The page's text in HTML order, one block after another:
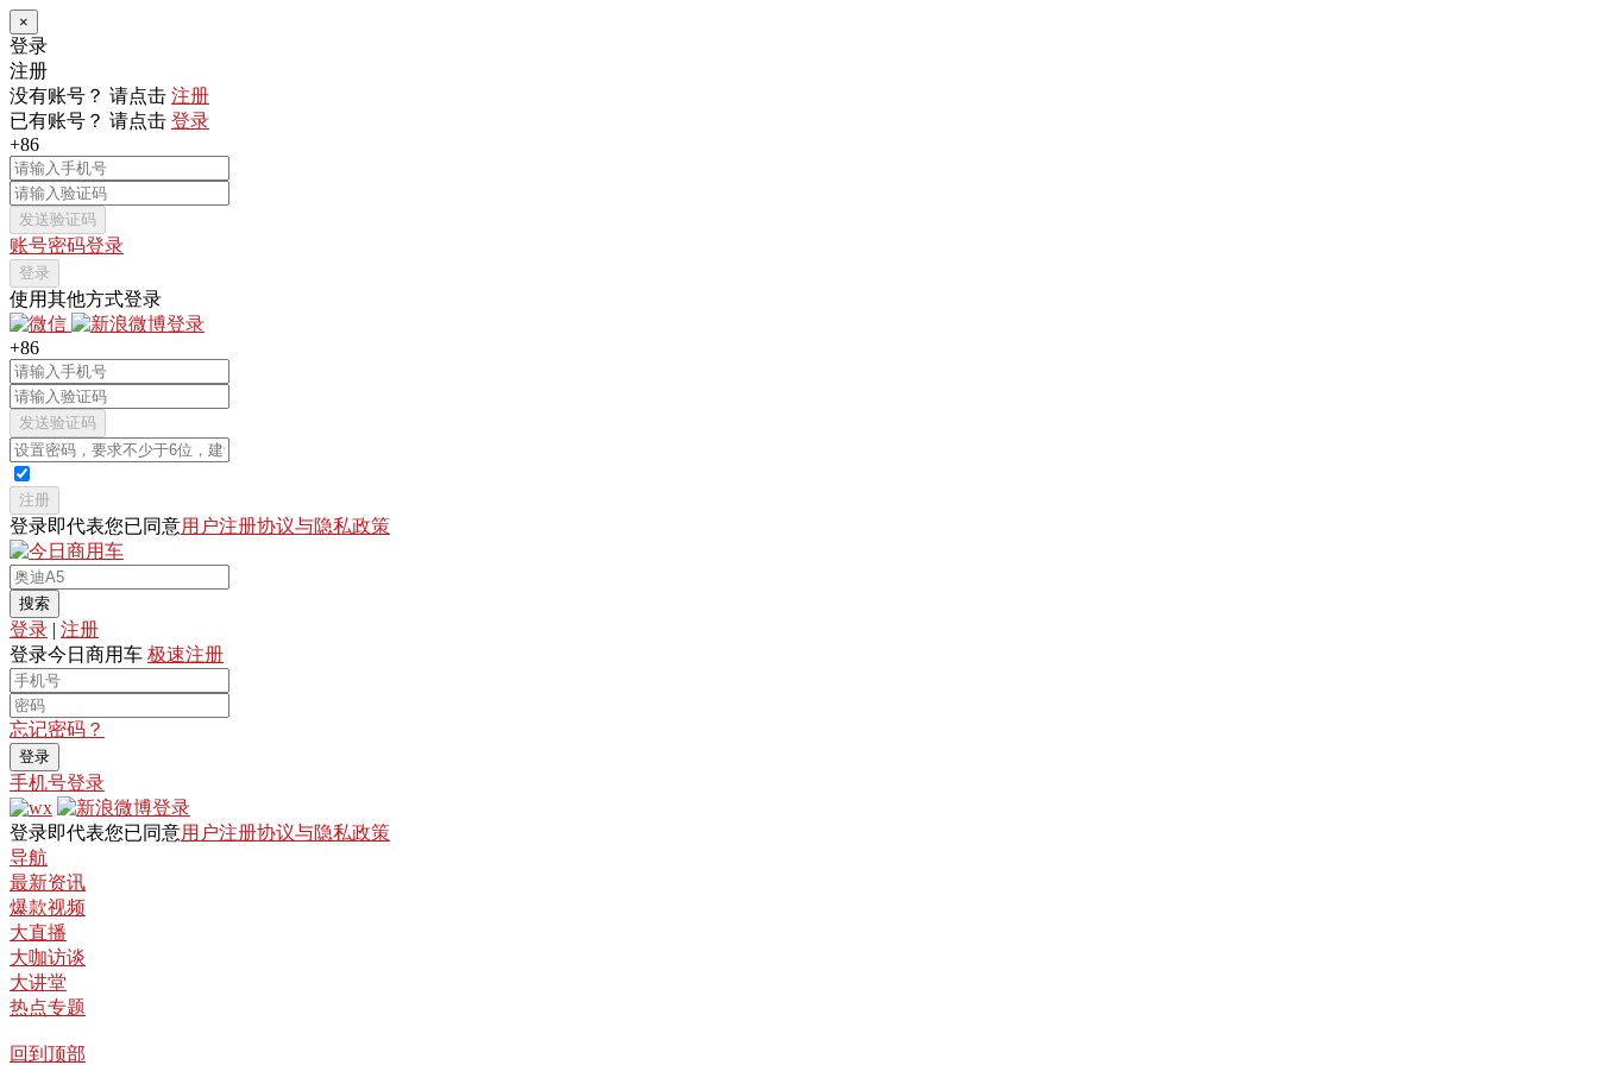
×
登录
注册
没有账号？ 请点击 注册
已有账号？ 请点击 登录
+86
发送验证码
账号密码登录
登录
使用其他方式登录
+86
发送验证码
注册
登录即代表您已同意用户注册协议与隐私政策
搜索
登录 | 注册
登录今日商用车 极速注册
忘记密码？
登录
手机号登录
登录即代表您已同意用户注册协议与隐私政策
导航
最新资讯
爆款视频
大直播
大咖访谈
大讲堂
热点专题
回到顶部